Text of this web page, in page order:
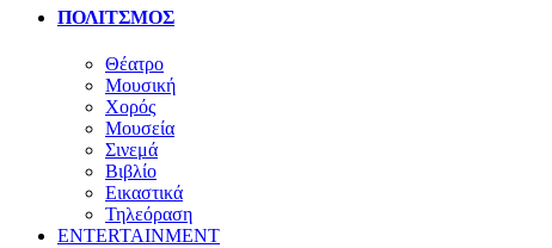
ΠΟΛΙΤΣΜΟΣ
Θέατρο
Μουσική
Χορός
Μουσεία
Σινεμά
Βιβλίο
Εικαστικά
Τηλεόραση
ENTERTAINMENT